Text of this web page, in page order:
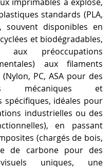
standards (PLA,
souvent disponibles en
et biodégradables,
aux préoccupations
aux filaments
PC, ASA pour des
mécaniques et
spécifiques, idéales pour
industrielles ou des
en passant
(chargés de bois,
de carbone pour des
uniques, une